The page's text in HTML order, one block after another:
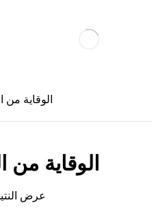
الوقاية
الوقاية
عرض